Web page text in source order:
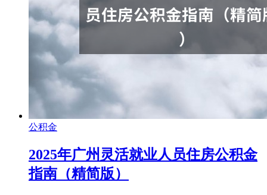
公积金
2025年广州灵活就业人员住房公积金
指南（精简版）